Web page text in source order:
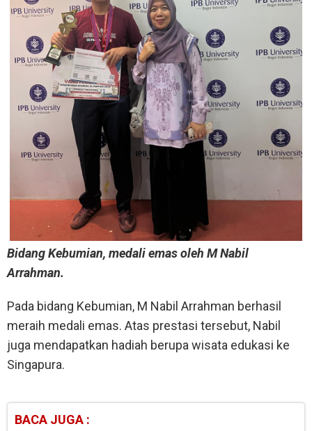
Bidang Kebumian, medali emas oleh M Nabil
Arrahman.
Pada bidang Kebumian, M Nabil Arrahman berhasil
meraih medali emas. Atas prestasi tersebut, Nabil
juga mendapatkan hadiah berupa wisata edukasi ke
Singapura.
BACA JUGA :